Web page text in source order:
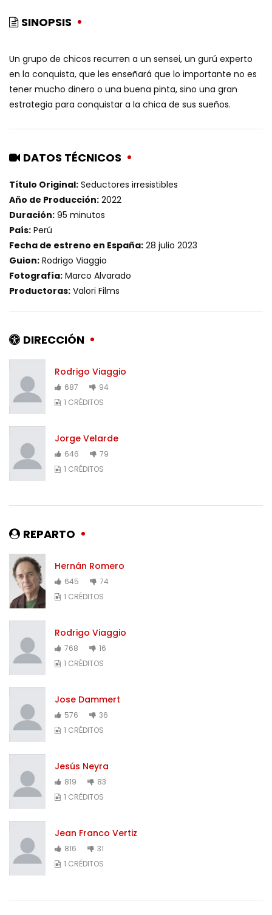
SINOPSIS
Un grupo de chicos recurren a un sensei, un gurú experto
en la conquista, que les enseñará que lo importante no es
tener mucho dinero o una buena pinta, sino una gran
estrategia para conquistar a la chica de sus sueños.
DATOS TÉCNICOS
Título Original: Seductores irresistibles
Año de Producción: 2022
Duración: 95 minutos
País: Perú
Fecha de estreno en España: 28 julio 2023
Guion: Rodrigo Viaggio
Fotografía: Marco Alvarado
Productoras: Valori Films
DIRECCIÓN
Rodrigo Viaggio
687
94
1 CRÉDITOS
Jorge Velarde
646
79
1 CRÉDITOS
REPARTO
Hernán Romero
645
74
1 CRÉDITOS
Rodrigo Viaggio
768
16
1 CRÉDITOS
Jose Dammert
576
36
1 CRÉDITOS
Jesús Neyra
819
83
1 CRÉDITOS
Jean Franco Vertiz
816
31
1 CRÉDITOS